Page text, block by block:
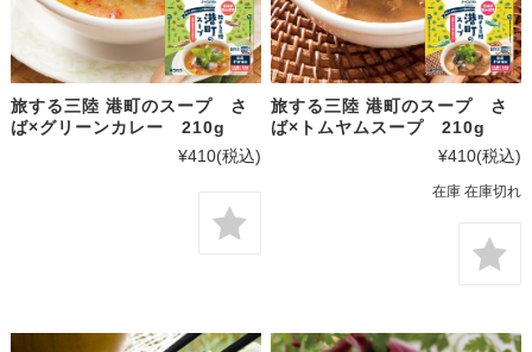
旅する三陸 港町のスープ さ
ば×グリーンカレー 210g
¥410(税込)
旅する三陸 港町のスープ さ
ば×トムヤムスープ 210g
¥410(税込)
在庫 在庫切れ